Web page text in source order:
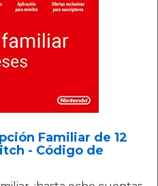
Familiar de 12
- Código de